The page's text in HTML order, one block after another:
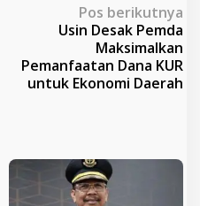
Pos berikutnya
Usin Desak Pemda
Maksimalkan
Pemanfaatan Dana KUR
untuk Ekonomi Daerah